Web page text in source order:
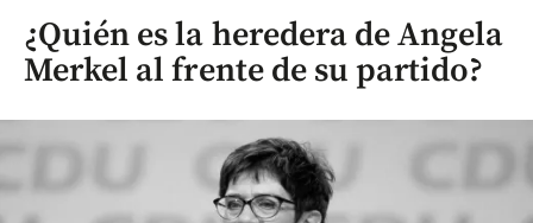
¿Quién es la heredera de Angela
Merkel al frente de su partido?